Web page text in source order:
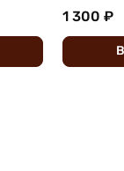
1 300 ₽
В